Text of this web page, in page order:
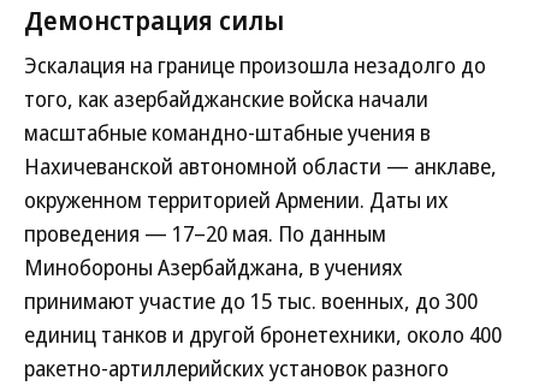
Демонстрация силы
Эскалация на границе произошла незадолго до
того, как азербайджанские войска начали
масштабные командно-штабные учения в
Нахичеванской автономной области — анклаве,
окруженном территорией Армении. Даты их
проведения — 17–20 мая. По данным
Минобороны Азербайджана, в учениях
принимают участие до 15 тыс. военных, до 300
единиц танков и другой бронетехники, около 400
ракетно-артиллерийских установок разного